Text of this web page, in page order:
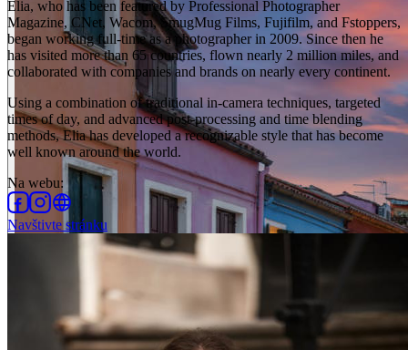
Elia, who has been featured by Professional Photographer
Magazine, CNet, Wacom, SmugMug Films, Fujifilm, and Fstoppers,
began working full-time as a photographer in 2009. Since then he
has visited more than 65 countries, flown nearly 2 million miles, and
collaborated with companies and brands on nearly every continent.
Using a combination of traditional in-camera techniques, targeted
times of day, and advanced post-processing and time blending
methods, Elia has developed a recognizable style that has become
well known around the world.
Na webu:
Navštivte stránku